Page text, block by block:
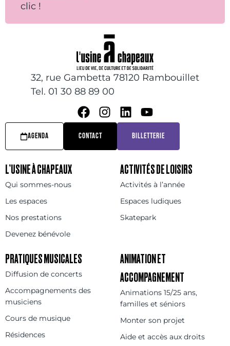
clic !
32, rue Gambetta 78120 Rambouillet
Tel. 01 30 88 89 00
AGENDA CONTACT BILLETTERIE
L’USINE À CHAPEAUX
Qui sommes-nous
Les espaces
Nos prestations
Devenez bénévole
ACTIVITÉS DE LOISIRS
Activités à l’année
Espaces ludiques
Skatepark
PRATIQUES MUSICALES
Diffusion de concerts
Accompagnements des
musiciens
Cours de musique
Résidences
ANIMATION ET
ACCOMPAGNEMENT
Animations 15/25 ans,
familles et séniors
Monter son projet
Aide et accès aux droits